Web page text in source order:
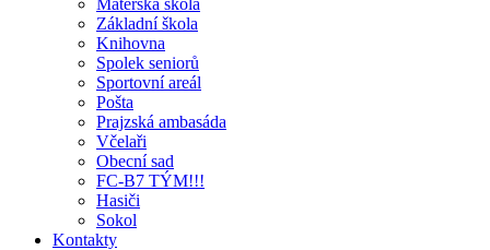
Mateřská škola
Základní škola
Knihovna
Spolek seniorů
Sportovní areál
Pošta
Prajzská ambasáda
Včelaři
Obecní sad
FC-B7 TÝM!!!
Hasiči
Sokol
Kontakty